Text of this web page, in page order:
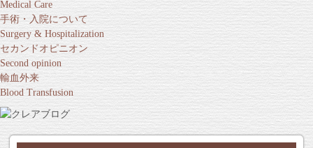
Medical Care
手術・入院について
Surgery & Hospitalization
セカンドオピニオン
Second opinion
輸血外来
Blood Transfusion